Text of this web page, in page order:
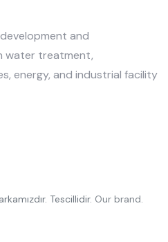
and
water treatment,
energy, and industrial facility
Tescillidir. Our brand.